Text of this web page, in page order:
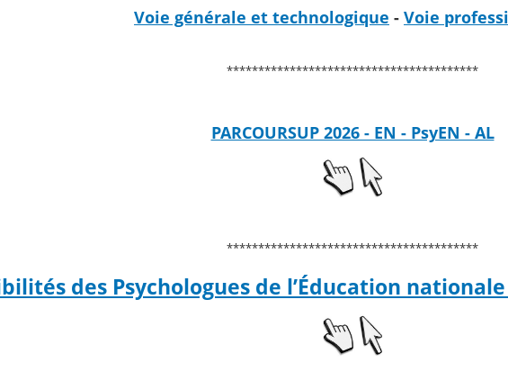
Voie générale et technologique - Voie
****************************************
PARCOURSUP 2026 - EN - PsyEN - AL
****************************************
des Psychologues de l’Éducation